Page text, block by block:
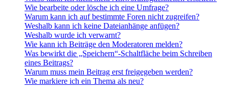
Wie bearbeite oder lösche ich eine Umfrage?
Warum kann ich auf bestimmte Foren nicht zugreifen?
Weshalb kann ich keine Dateianhänge anfügen?
Weshalb wurde ich verwarnt?
Wie kann ich Beiträge den Moderatoren melden?
Was bewirkt die „Speichern“-Schaltfläche beim Schreiben
eines Beitrags?
Warum muss mein Beitrag erst freigegeben werden?
Wie markiere ich ein Thema als neu?